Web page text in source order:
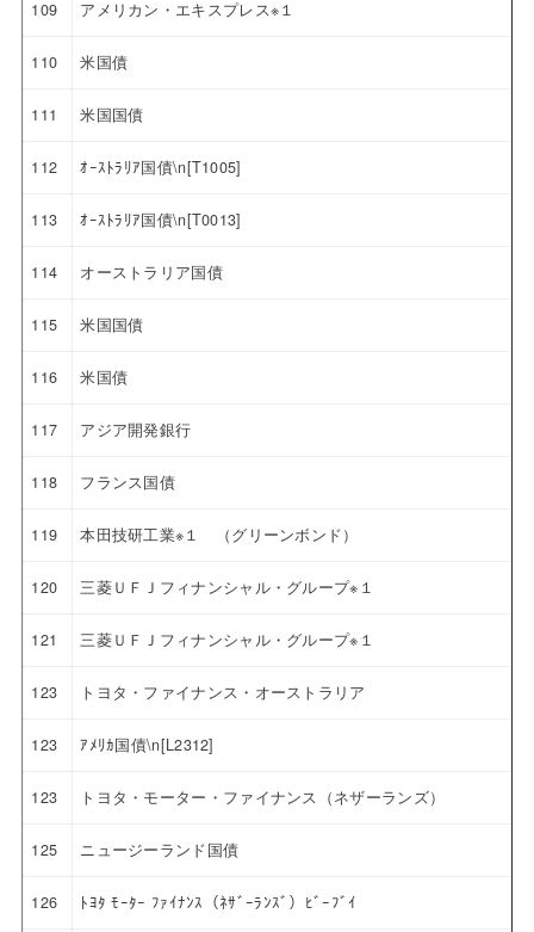
109 アメリカン・エキスプレス※１
110 米国債
111 米国国債
112 ｵｰｽﾄﾗﾘｱ国債\n[T1005]
113 ｵｰｽﾄﾗﾘｱ国債\n[T0013]
114 オーストラリア国債
115 米国国債
116 米国債
117 アジア開発銀行
118 フランス国債
119 本田技研工業※１ （グリーンボンド）
120 三菱ＵＦＪフィナンシャル・グループ※１
121 三菱ＵＦＪフィナンシャル・グループ※１
123 トヨタ・ファイナンス・オーストラリア
123 ｱﾒﾘｶ国債\n[L2312]
123 トヨタ・モーター・ファイナンス（ネザーランズ）
125 ニュージーランド国債
126 ﾄﾖﾀ ﾓｰﾀｰ ﾌｧｲﾅﾝｽ（ﾈｻﾞｰﾗﾝｽﾞ）ﾋﾞｰﾌﾞｲ